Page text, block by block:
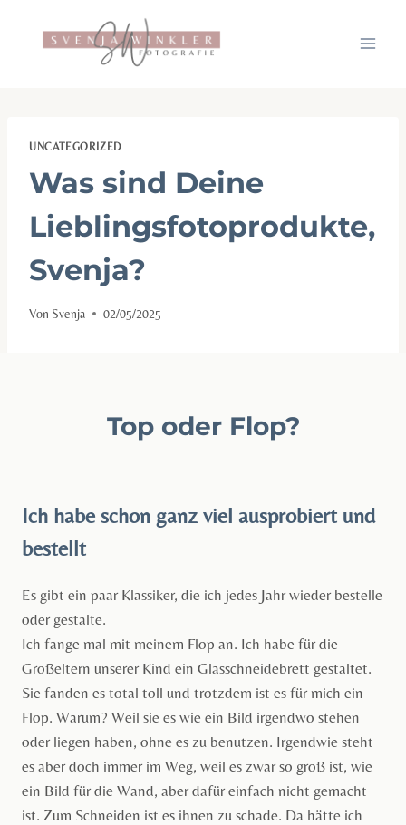
UNCATEGORIZED
Was sind Deine
Lieblingsfotoprodukte,
Svenja?
Von Svenja 02/05/2025
Top oder Flop?
Ich habe schon ganz viel ausprobiert und
bestellt
Es gibt ein paar Klassiker, die ich jedes Jahr wieder bestelle
oder gestalte.
Ich fange mal mit meinem Flop an. Ich habe für die
Großeltern unserer Kind ein Glasschneidebrett gestaltet.
Sie fanden es total toll und trotzdem ist es für mich ein
Flop. Warum? Weil sie es wie ein Bild irgendwo stehen
oder liegen haben, ohne es zu benutzen. Irgendwie steht
es aber doch immer im Weg, weil es zwar so groß ist, wie
ein Bild für die Wand, aber dafür einfach nicht gemacht
ist. Zum Schneiden ist es ihnen zu schade. Da hätte ich